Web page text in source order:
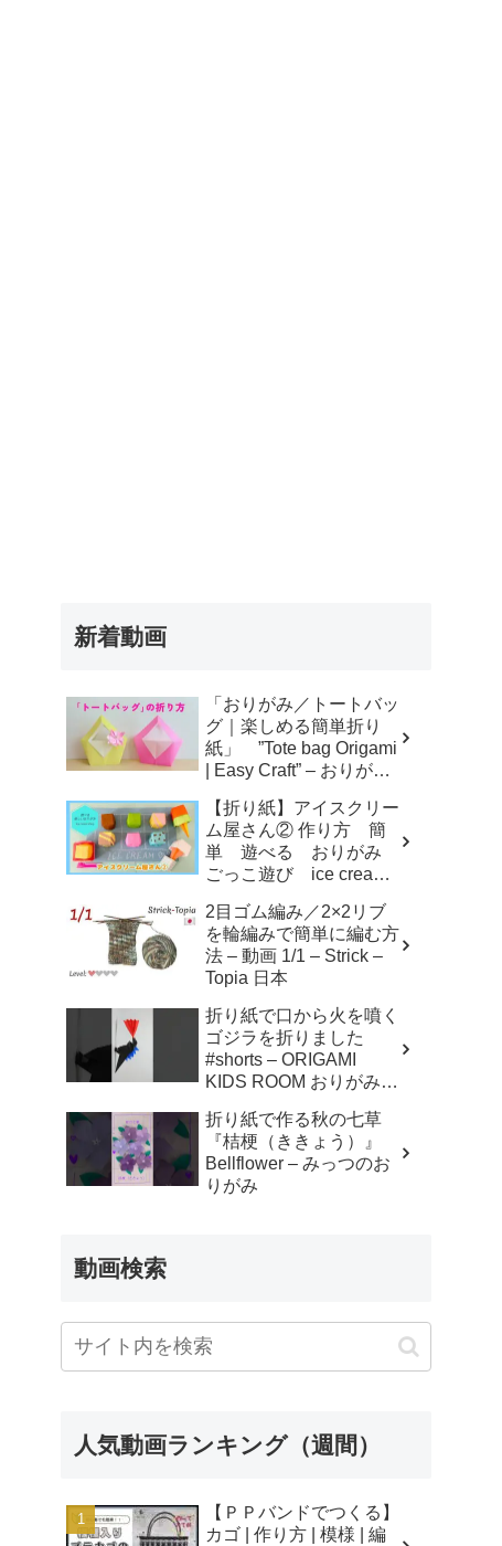
新着動画
「おりがみ／トートバッ
グ｜楽しめる簡単折り
紙」 ”Tote bag Origami
| Easy Craft” – おりがみ
【折り紙】アイスクリー
ム屋さん② 作り方 簡
単 遊べる おりがみ
ごっこ遊び ice cream
2目ゴム編み／2×2リブ
を輪編みで簡単に編む方
法 – 動画 1/1 – Strick –
Topia 日本
折り紙で口から火を噴く
ゴジラを折りました
#shorts – ORIGAMI
KIDS ROOM おりがみキ
折り紙で作る秋の七草
『桔梗（ききょう）』
Bellflower – みっつのお
りがみ
動画検索
人気動画ランキング（週間）
【ＰＰバンドでつくる】
カゴ | 作り方 | 模様 | 編